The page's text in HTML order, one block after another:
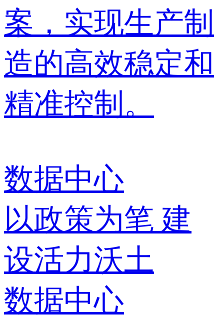
案，实现生产制
造的高效稳定和
精准控制。
数据中心
以政策为笔 建
设活力沃土
数据中心